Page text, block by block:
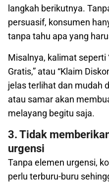
langkah berikutnya.
persuasif, konsumen
tanpa tahu apa yang
Misalnya, kalimat seperti
Gratis,” atau “Klaim
jelas terlihat dan mudah
atau samar akan
melayang begitu saja.
3. Tidak
urgensi
Tanpa elemen urgensi,
perlu terburu-buru